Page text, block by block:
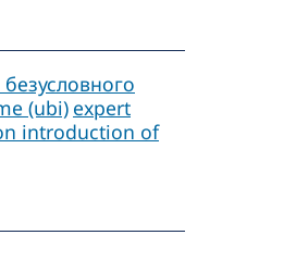
(ubi) expert
introduction of